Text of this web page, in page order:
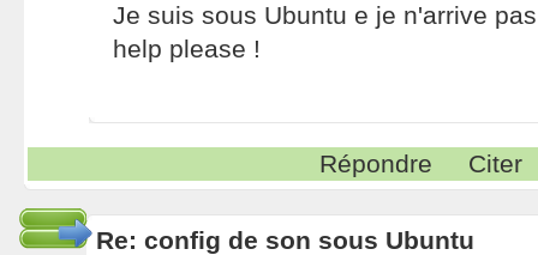
Je suis sous Ubuntu e je n'arrive
help please !
Répondre Citer
Re: config de son sous Ubuntu